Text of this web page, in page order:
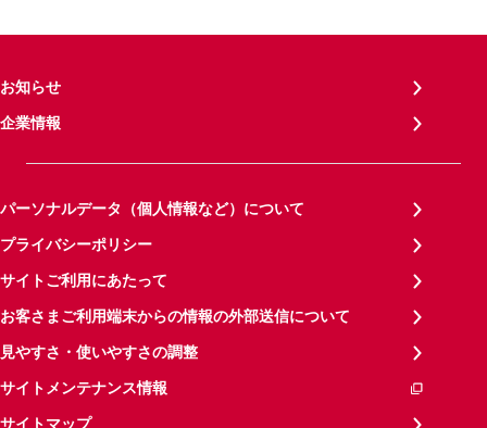
お知らせ
企業情報
パーソナルデータ（個人情報など）について
プライバシーポリシー
サイトご利用にあたって
お客さまご利用端末からの情報の外部送信について
見やすさ・使いやすさの調整
サイトメンテナンス情報
サイトマップ